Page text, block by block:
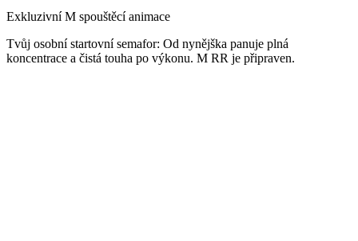
Exkluzivní M spouštěcí animace
Tvůj osobní startovní semafor: Od nynějška panuje plná
koncentrace a čistá touha po výkonu. M RR je připraven.